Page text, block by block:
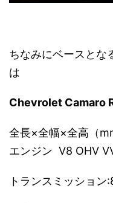
ちなみにベースとな
は
Chevrolet Camaro
全長×全幅×全高（
エンジン V8 OHV
トランスミッション